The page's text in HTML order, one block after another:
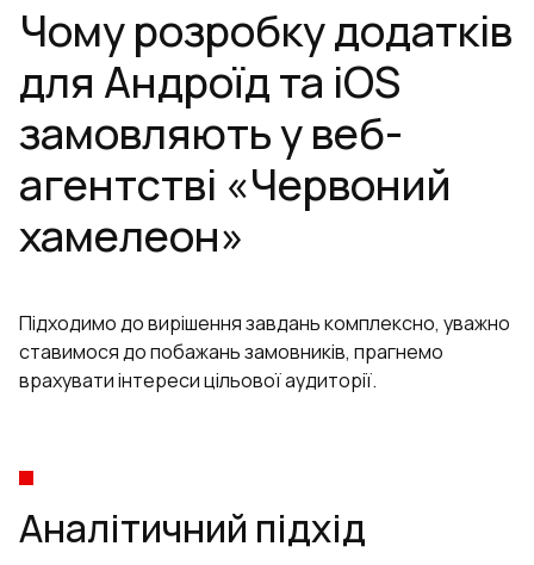
Чому розробку додатків
для Андроїд та iOS
замовляють у веб-
агентстві «Червоний
хамелеон»
Підходимо до вирішення завдань комплексно, уважно
ставимося до побажань замовників, прагнемо
врахувати інтереси цільової аудиторії.
Аналітичний підхід